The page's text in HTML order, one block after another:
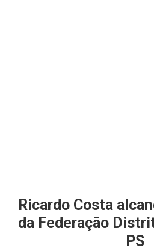
Ricardo Costa
da Federação
PS